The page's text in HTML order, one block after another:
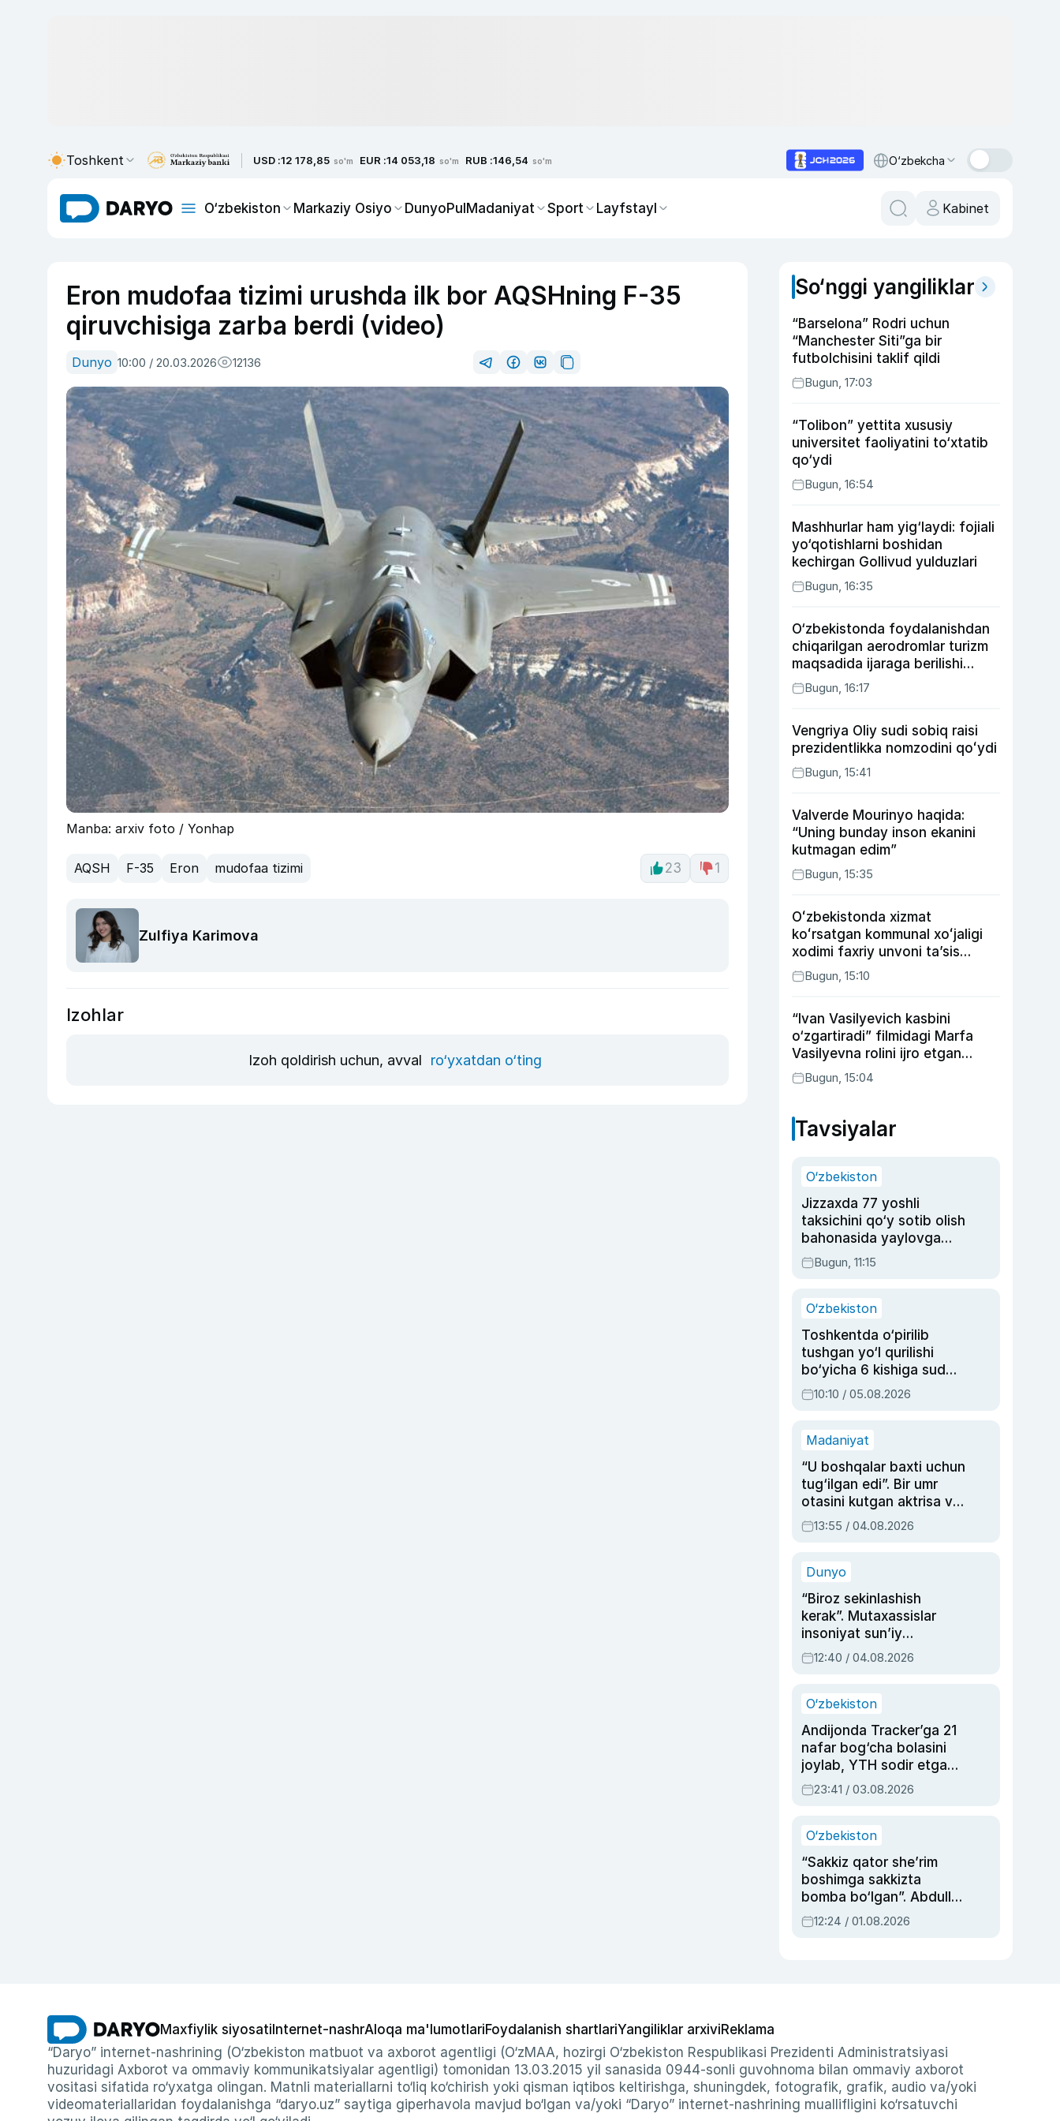
Toshkent USD :12 178,85 so'm EUR :14 053,18 so'm RUB :146,54 so'm O‘zbekcha
O‘zbekiston Markaziy Osiyo DunyoPulMadaniyat Sport Layfstayl Kabinet
Eron mudofaa tizimi urushda ilk bor AQSHning F-35
qiruvchisiga zarba berdi (video)
Dunyo 10:00 / 20.03.2026 12136
Manba: arxiv foto / Yonhap
AQSH F-35 Eron mudofaa tizimi 23 1
Zulfiya Karimova
Izohlar
Izoh qoldirish uchun, avval ro‘yxatdan o‘ting
So‘nggi yangiliklar
“Barselona” Rodri uchun
“Manchester Siti”ga bir
futbolchisini taklif qildi
Bugun, 17:03
“Tolibon” yettita xususiy
universitet faoliyatini to‘xtatib
qo‘ydi
Bugun, 16:54
Mashhurlar ham yig‘laydi: fojiali
yo‘qotishlarni boshidan
kechirgan Gollivud yulduzlari
Bugun, 16:35
O‘zbekistonda foydalanishdan
chiqarilgan aerodromlar turizm
maqsadida ijaraga berilishi
mumkin
Bugun, 16:17
Vengriya Oliy sudi sobiq raisi
prezidentlikka nomzodini qoʻydi
Bugun, 15:41
Valverde Mourinyo haqida:
“Uning bunday inson ekanini
kutmagan edim”
Bugun, 15:35
Oʻzbekistonda xizmat
koʻrsatgan kommunal xoʻjaligi
xodimi faxriy unvoni taʼsis
etilishi mumkin
Bugun, 15:10
“Ivan Vasilyevich kasbini
o‘zgartiradi” filmidagi Marfa
Vasilyevna rolini ijro etgan
aktrisaning taqdiri qanday
kechdi?
Bugun, 15:04
Tavsiyalar
O‘zbekiston
Jizzaxda 77 yoshli
taksichini qo‘y sotib olish
bahonasida yaylovga
olib borib o‘ldirgan yigit
20 yilga qamaldi
Bugun, 11:15
O‘zbekiston
Toshkentda o‘pirilib
tushgan yo‘l qurilishi
bo‘yicha 6 kishiga sud
hukmi o‘qildi
10:10 / 05.08.2026
Madaniyat
“U boshqalar baxti uchun
tug‘ilgan edi”. Bir umr
otasini kutgan aktrisa va
dublyaj ustasi Rimma
Ahmedovaning
13:55 / 04.08.2026
Dunyo
“Biroz sekinlashish
kerak”. Mutaxassislar
insoniyat sun’iy
intellektni boshqara
olmay qolishidan xavotir
12:40 / 04.08.2026
O‘zbekiston
Andijonda Tracker’ga 21
nafar bog‘cha bolasini
joylab, YTH sodir etgan
ayolga sud hukmi o‘qildi
23:41 / 03.08.2026
O‘zbekiston
“Sakkiz qator she’rim
boshimga sakkizta
bomba bo‘lgan”. Abdulla
Oripovni siyosiy
ayblovlardan asrab
12:24 / 01.08.2026
Maxfiylik siyosati Internet-nashrAloqa ma'lumotlariFoydalanish shartlariYangiliklar arxiviReklama
“Daryo” internet-nashrining (O‘zbekiston matbuot va axborot agentligi (O‘zMAA, hozirgi O‘zbekiston Respublikasi Prezidenti Administratsiyasi
huzuridagi Axborot va ommaviy kommunikatsiyalar agentligi) tomonidan 13.03.2015 yil sanasida 0944-sonli guvohnoma bilan ommaviy axborot
vositasi sifatida ro‘yxatga olingan. Matnli materiallarni to‘liq ko‘chirish yoki qisman iqtibos keltirishga, shuningdek, fotografik, grafik, audio va/yoki
videomateriallaridan foydalanishga “daryo.uz” saytiga giperhavola mavjud bo‘lgan va/yoki “Daryo” internet-nashrining muallifligini ko‘rsatuvchi